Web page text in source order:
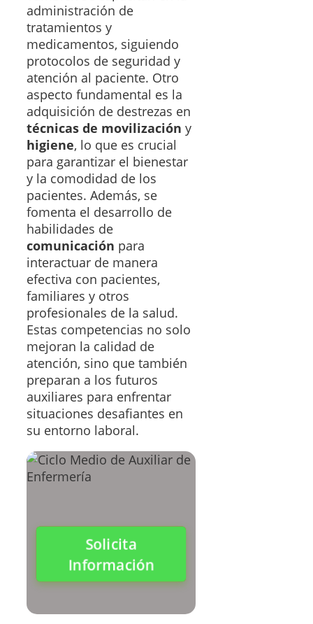
administración de
tratamientos y
medicamentos, siguiendo
protocolos de seguridad y
atención al paciente. Otro
aspecto fundamental es la
adquisición de destrezas en
técnicas de movilización y
higiene, lo que es crucial
para garantizar el bienestar
y la comodidad de los
pacientes. Además, se
fomenta el desarrollo de
habilidades de
comunicación para
interactuar de manera
efectiva con pacientes,
familiares y otros
profesionales de la salud.
Estas competencias no solo
mejoran la calidad de
atención, sino que también
preparan a los futuros
auxiliares para enfrentar
situaciones desafiantes en
su entorno laboral.
Solicita
Información